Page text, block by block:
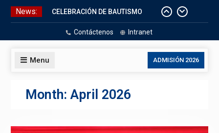
Skip
News:
CELEBRACIÓN DE BAUTISMO
Pizarras Inteligentes
Laboratorios de Cómputo
Contáctenos Intranet
Menu ADMISIÓN 2026
Month:April 2026